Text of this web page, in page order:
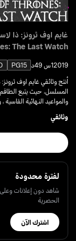
غايم اوف ثرونز: ذا
The Last Watch
20191س 49د PG15
أنتج وثائقي غايم اوف
المسلسل، حيث يتبع
والمواعيد النهائية
وثائقي
لفترة محدودة
شاهد دون إعلانات وعلى
الحصرية
اشترك الآن